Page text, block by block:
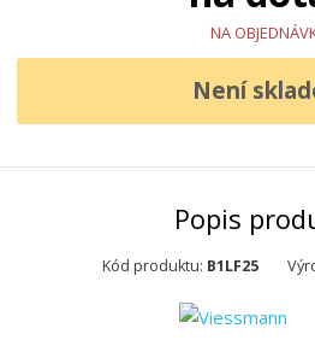
NA
Není
Popis
Kód produktu: B1LF25